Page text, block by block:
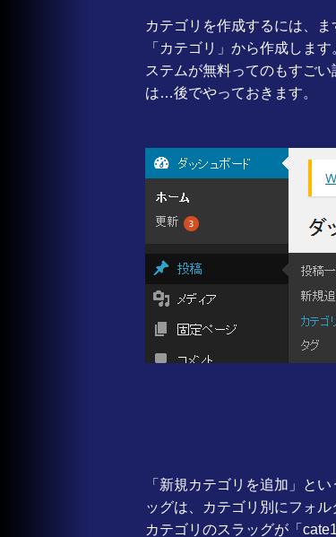
カテゴリを作成するには、
「カテゴリ」から作成しま
ステムが無料ってのもすご
は…後でやっておきます。
「新規カテゴリを追加」と
ッグは、カテゴリ別にフォ
カテゴリのスラッグが「